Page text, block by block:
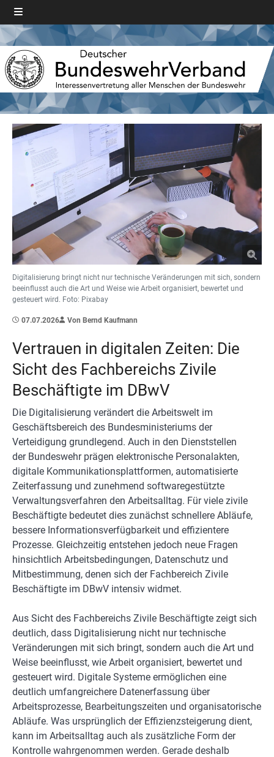
Digitalisierung bringt nicht nur technische Veränderungen mit sich, sondern
beeinflusst auch die Art und Weise wie Arbeit organisiert, bewertet und
gesteuert wird. Foto: Pixabay
07.07.2026 Von Bernd Kaufmann
Vertrauen in digitalen Zeiten: Die
Sicht des Fachbereichs Zivile
Beschäftigte im DBwV
Die Digitalisierung verändert die Arbeitswelt im
Geschäftsbereich des Bundesministeriums der
Verteidigung grundlegend. Auch in den Dienststellen
der Bundeswehr prägen elektronische Personalakten,
digitale Kommunikationsplattformen, automatisierte
Zeiterfassung und zunehmend softwaregestützte
Verwaltungsverfahren den Arbeitsalltag. Für viele zivile
Beschäftigte bedeutet dies zunächst schnellere Abläufe,
bessere Informationsverfügbarkeit und effizientere
Prozesse. Gleichzeitig entstehen jedoch neue Fragen
hinsichtlich Arbeitsbedingungen, Datenschutz und
Mitbestimmung, denen sich der Fachbereich Zivile
Beschäftigte im DBwV intensiv widmet.
Aus Sicht des Fachbereichs Zivile Beschäftigte zeigt sich
deutlich, dass Digitalisierung nicht nur technische
Veränderungen mit sich bringt, sondern auch die Art und
Weise beeinflusst, wie Arbeit organisiert, bewertet und
gesteuert wird. Digitale Systeme ermöglichen eine
deutlich umfangreichere Datenerfassung über
Arbeitsprozesse, Bearbeitungszeiten und organisatorische
Abläufe. Was ursprünglich der Effizienzsteigerung dient,
kann im Arbeitsalltag auch als zusätzliche Form der
Kontrolle wahrgenommen werden. Gerade deshalb